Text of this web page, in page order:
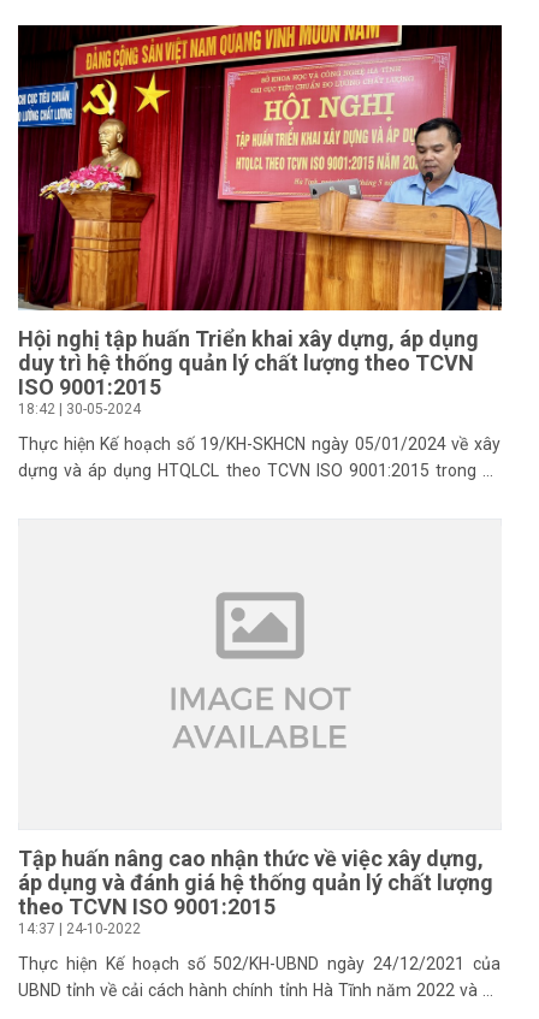
của Sở Khoa học và Công nghệ(Sở KH và CN) về xây dựng và áp
dụng HTQLCL theo TCVN ISO 9001:2015 trong cơ quan, tổ chức
thuộc hệ thống HCNN tỉnh Hà Tĩnh năm 2024. Sáng ngày
06/8/2024, Sở KH và CN phối hợp với Công ty Cổ phần Chứng
nhận WCERT tổ chức khóa đào tạo nghiệp vụ kiểm tra, đánh giá
về Hệ thống quản lý chất lượng theo tiêu chuẩn TCVN ISO
9001:2015 trong các cơ quan, tổ chức thuộc hệ thống hành
chính nhà nước.
Hội nghị tập huấn Triển khai xây dựng, áp dụng
duy trì hệ thống quản lý chất lượng theo TCVN
ISO 9001:2015
18:42 | 30-05-2024
Thực hiện Kế hoạch số 19/KH-SKHCN ngày 05/01/2024 về xây
dựng và áp dụng HTQLCL theo TCVN ISO 9001:2015 trong cơ
Sở Khoa học và Công nghệ; Kế hoạch tổ chức Hội nghị tập huấn
Tập huấn nâng cao nhận thức về việc xây dựng,
áp dụng và đánh giá hệ thống quản lý chất lượng
theo TCVN ISO 9001:2015
14:37 | 24-10-2022
Thực hiện Kế hoạch số 502/KH-UBND ngày 24/12/2021 của
UBND tỉnh về cải cách hành chính tỉnh Hà Tĩnh năm 2022 và Kế